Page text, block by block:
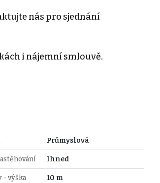
nás pro sjednání
i nájemní smlouvě.
Průmyslová
Ihned
- výška
10 m